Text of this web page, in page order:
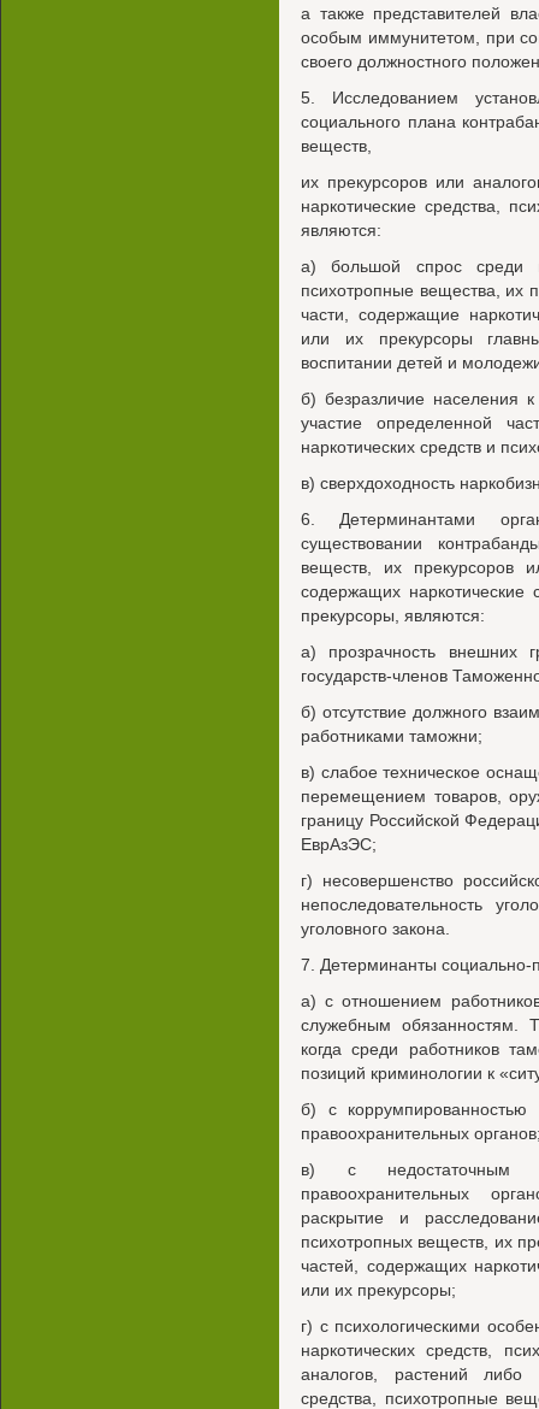
а также представителей
особым иммунитетом, при
своего должностного
5. Исследованием
социального плана
веществ,
их прекурсоров или
наркотические средства,
являются:
а) большой спрос среди
психотропные вещества, их
части, содержащие
или их прекурсоры
воспитании детей и
б) безразличие населения
участие определенной
наркотических средств и
в) сверхдоходность
6. Детерминантами
существовании
веществ, их прекурсоров
содержащих наркотические
прекурсоры, являются:
а) прозрачность внешних
государств-членов
б) отсутствие должного
работниками таможни;
в) слабое техническое
перемещением товаров,
границу Российской
ЕврАзЭС;
г) несовершенство
непоследовательность
уголовного закона.
7. Детерминанты социально-
а) с отношением
служебным обязанностям.
когда среди работников
позиций криминологии к
б) с коррумпированностью
правоохранительных
в) с недостаточным
правоохранительных
раскрытие и
психотропных веществ, их
частей, содержащих
или их прекурсоры;
г) с психологическими
наркотических средств,
аналогов, растений либо
средства, психотропные